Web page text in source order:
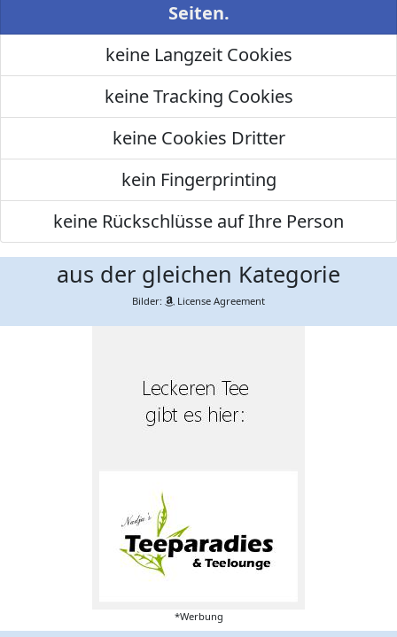
Seiten.
keine Langzeit Cookies
keine Tracking Cookies
keine Cookies Dritter
kein Fingerprinting
keine Rückschlüsse auf Ihre Person
aus der gleichen Kategorie
Bilder: License Agreement
*Werbung